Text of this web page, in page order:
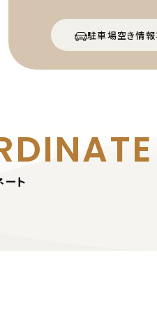
駐車場空き情報
ト